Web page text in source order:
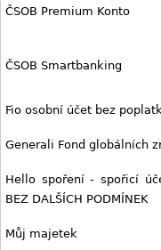
ČSOB Premium Konto
ČSOB Smartbanking
Fio osobní účet bez
Generali Fond globálních
Hello spoření - spořicí
BEZ DALŠÍCH PODMÍNEK
Můj majetek